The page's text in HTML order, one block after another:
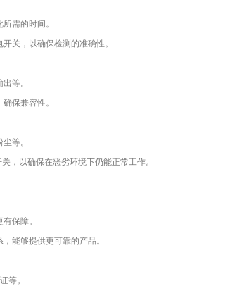
需的时间。
关，以确保检测的准确性。
等。
保兼容性。
等。
，以确保在恶劣环境下仍能正常工作。
保障。
能够提供更可靠的产品。
等。